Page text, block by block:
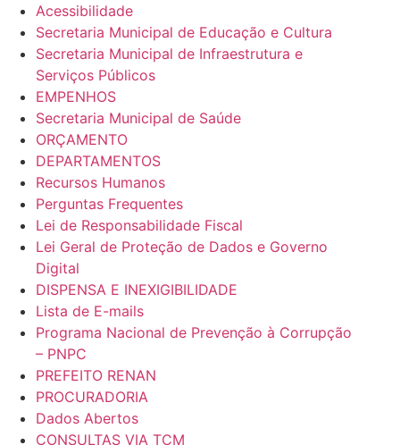
Acessibilidade
Secretaria Municipal de Educação e Cultura
Secretaria Municipal de Infraestrutura e
Serviços Públicos
EMPENHOS
Secretaria Municipal de Saúde
ORÇAMENTO
DEPARTAMENTOS
Recursos Humanos
Perguntas Frequentes
Lei de Responsabilidade Fiscal
Lei Geral de Proteção de Dados e Governo
Digital
DISPENSA E INEXIGIBILIDADE
Lista de E-mails
Programa Nacional de Prevenção à Corrupção
– PNPC
PREFEITO RENAN
PROCURADORIA
Dados Abertos
CONSULTAS VIA TCM